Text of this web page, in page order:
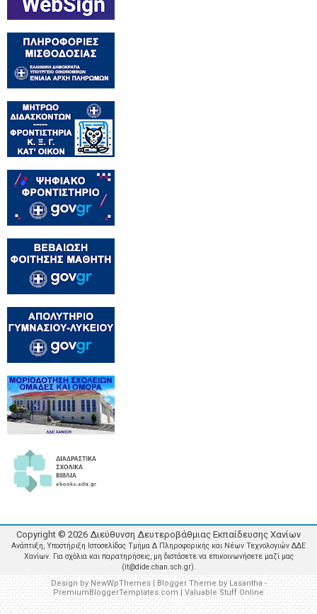
Copyright © 2026 Διεύθυνση Δευτεροβάθμιας Εκπαίδευσης Χανίων
Ανάπτυξη, Υποστήριξη Ιστοσελίδας Τμήμα Δ Πληροφορικής και Νέων Τεχνολογιών ΔΔΕ
Χανίων. Για σχόλια και παρατηρήσεις, μη διστάσετε να επικοινωνήσετε μαζί μας
(it@dide.chan.sch.gr).
Design byNewWpThemes| Blogger Theme byLasantha -
PremiumBloggerTemplates.com |Valuable Stuff Online